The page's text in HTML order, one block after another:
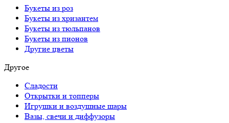
Букеты из роз
Букеты из хризантем
Букеты из тюльпанов
Букеты из пионов
Другие цветы
Другое
Сладости
Открытки и топперы
Игрушки и воздушные шары
Вазы, свечи и диффузоры